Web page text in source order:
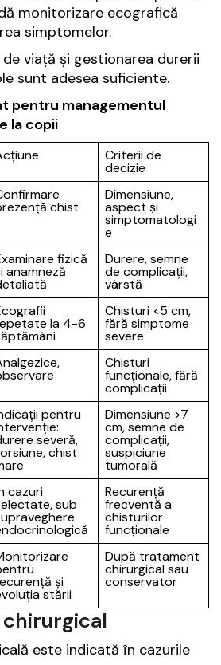
monitorizare ecografică
simptomelor.
viață și gestionarea durerii
sunt adesea suficiente.
pentru managementul
la copii
Criterii de
decizie
chist
Dimensiune,
aspect și
simptomatologi
e
fizică
anamneză
Durere, semne
de complicații,
vârstă
la 4-6
Chisturi <5 cm,
fără simptome
severe
Chisturi
funcționale, fără
complicații
pentru
severă,
chist
Dimensiune >7
cm, semne de
complicații,
suspiciune
tumorală
cazuri
sub
Recurență
frecventă a
chisturilor
funcționale
și
stării
După tratament
chirurgical sau
conservator
este indicată în cazurile